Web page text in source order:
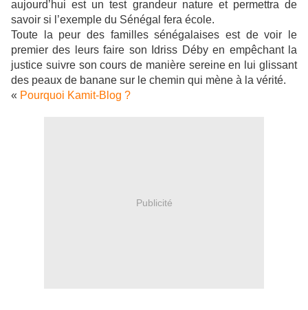
aujourd’hui est un test grandeur nature et permettra de
savoir si l’exemple du Sénégal fera école.
Toute la peur des familles sénégalaises est de voir le
premier des leurs faire son Idriss Déby en empêchant la
justice suivre son cours de manière sereine en lui glissant
des peaux de banane sur le chemin qui mène à la vérité.
« Pourquoi Kamit-Blog ?
Publicité